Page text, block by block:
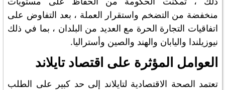
منخفضة من التضخم واستقرار العملة ، بعد التفاوض على
اتفاقيات التجارة الحرة مع العديد من البلدان ، بما في ذلك
نيوزيلندا واليابان والهند والصين وأستراليا.
العوامل المؤثرة على اقتصاد تايلاند
تعتمد الصحة الاقتصادية لتايلاند إلى حد كبير على الطلب